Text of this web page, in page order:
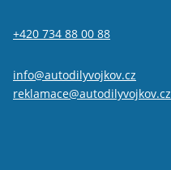
+420 734 88 00 88
info@autodilyvojkov.cz
reklamace@autodilyvojkov.cz